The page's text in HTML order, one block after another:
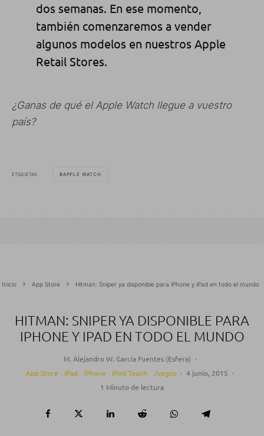
dos semanas. En ese momento,
también comenzaremos a vender
algunos modelos en nuestros Apple
Retail Stores.
¿Ganas de qué el Apple Watch llegue a vuestro
país?
ETIQUETAS APPLE WATCH
Inicio App Store Hitman: Sniper ya disponible para iPhone y iPad en todo el mundo
HITMAN: SNIPER YA DISPONIBLE PARA
IPHONE Y IPAD EN TODO EL MUNDO
M. Alejandro W. García Fuentes (Esfera) ·
App Store
iPad iPhone iPod Touch Juegos · 4 junio, 2015 ·
1 Minuto de lectura